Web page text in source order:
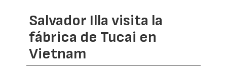
Salvador Illa visita la
fábrica de Tucai en
Vietnam